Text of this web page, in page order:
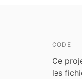
CODE
Ce
les